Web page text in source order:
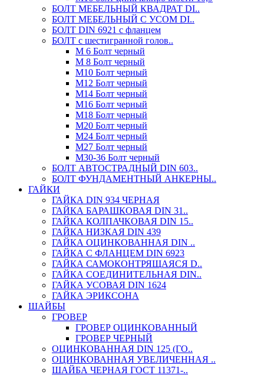
БОЛТ МЕБЕЛЬНЫЙ КВАДРАТ DI..
БОЛТ МЕБЕЛЬНЫЙ С УСОМ DI..
БОЛТ DIN 6921 c фланцем
БОЛТ с шестигранной голов..
М 6 Болт черный
М 8 Болт черный
М10 Болт черный
М12 Болт черный
М14 Болт черный
М16 Болт черный
М18 Болт черный
М20 Болт черный
М24 Болт черный
М27 Болт черный
М30-36 Болт черный
БОЛТ АВТОСТРАДНЫЙ DIN 603..
БОЛТ ФУНДАМЕНТНЫЙ АНКЕРНЫ..
ГАЙКИ
ГАЙКА DIN 934 ЧЕРНАЯ
ГАЙКА БАРАШКОВАЯ DIN 31..
ГАЙКА КОЛПАЧКОВАЯ DIN 15..
ГАЙКА НИЗКАЯ DIN 439
ГАЙКА ОЦИНКОВАННАЯ DIN ..
ГАЙКА С ФЛАНЦЕМ DIN 6923
ГАЙКА САМОКОНТРЯЩАЯСЯ D..
ГАЙКА СОЕДИНИТЕЛЬНАЯ DIN..
ГАЙКА УСОВАЯ DIN 1624
ГАЙКА ЭРИКСОНА
ШАЙБЫ
ГРОВЕР
ГРОВЕР ОЦИНКОВАННЫЙ
ГРОВЕР ЧЕРНЫЙ
ОЦИНКОВАННАЯ DIN 125 (ГО..
ОЦИНКОВАННАЯ УВЕЛИЧЕННАЯ ..
ШАЙБА ЧЕРНАЯ ГОСТ 11371-..